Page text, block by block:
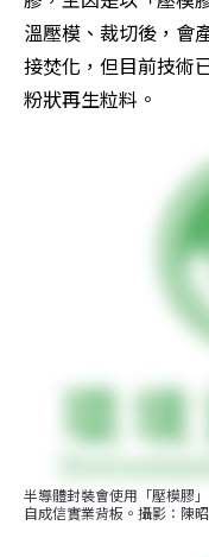
溫壓模、裁切後，會
接焚化，但目前技術
粉狀再生粒料。
半導體封裝會使用「壓模膠
自成信實業背板。攝影：陳